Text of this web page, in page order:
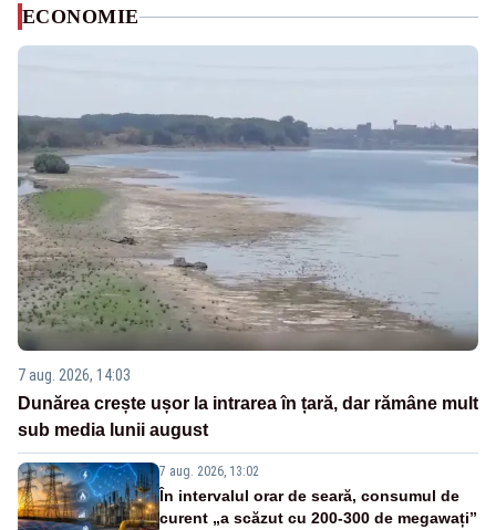
ECONOMIE
7 aug. 2026, 14:03
Dunărea crește ușor la intrarea în țară, dar rămâne mult
sub media lunii august
7 aug. 2026, 13:02
În intervalul orar de seară, consumul de
curent „a scăzut cu 200-300 de megawați”